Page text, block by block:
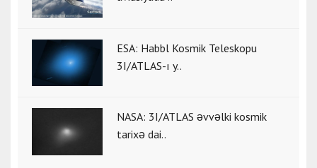
ESA: Habbl Kosmik Teleskopu
3I/ATLAS-ı y..
NASA: 3I/ATLAS əvvəlki kosmik
tarixə dai..